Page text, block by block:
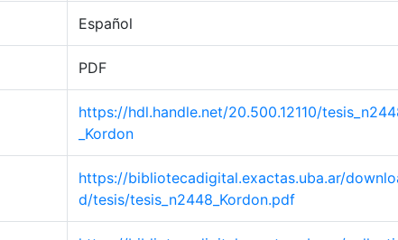
Español
PDF
https://hdl.handle.net/20.500.12110/
_Kordon
https://bibliotecadigital.exactas.uba.ar/
d/tesis/tesis_n2448_Kordon.pdf